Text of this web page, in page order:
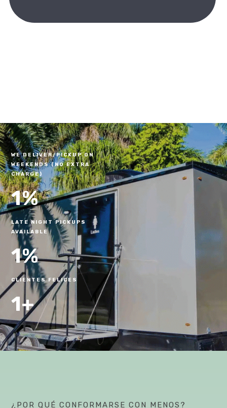
WE DELIVER/PICKUP ON
WEEKENDS (NO EXTRA
CHARGE)
1%
LATE NIGHT PICKUPS
AVAILABLE
1%
CLIENTES FELICES
1+
¿POR QUÉ CONFORMARSE CON MENOS?